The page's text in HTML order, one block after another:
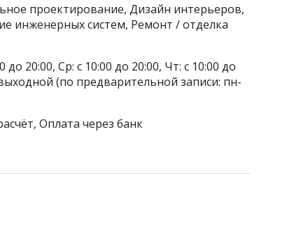
проектирование, Дизайн интерьеров,
инженерных систем, Ремонт / отделка
20:00, Ср: с 10:00 до 20:00, Чт: с 10:00 до
(по предварительной записи: пн-
Оплата через банк